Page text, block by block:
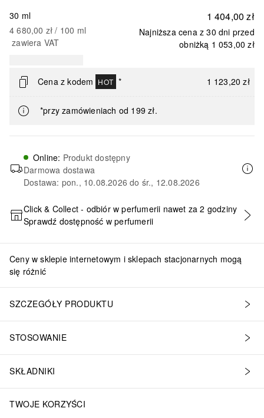
1 404,00 zł
Najniższa cena z 30 dni przed
obniżką 1 053,00 zł
30 ml
4 680,00 zł / 100 ml
zawiera VAT
Cena z kodem HOT * 1 123,20 zł
*przy zamówieniach od 199 zł.
Online: Produkt dostępny
Darmowa dostawa
Dostawa: pon., 10.08.2026 do śr., 12.08.2026
DODAJ DO KOSZYKA
Click & Collect - odbiór w perfumerii nawet za 2 godziny
Sprawdź dostępność w perfumerii
Ceny w sklepie internetowym i sklepach stacjonarnych mogą
się różnić
SZCZEGÓŁY PRODUKTU
STOSOWANIE
SKŁADNIKI
TWOJE KORZYŚCI